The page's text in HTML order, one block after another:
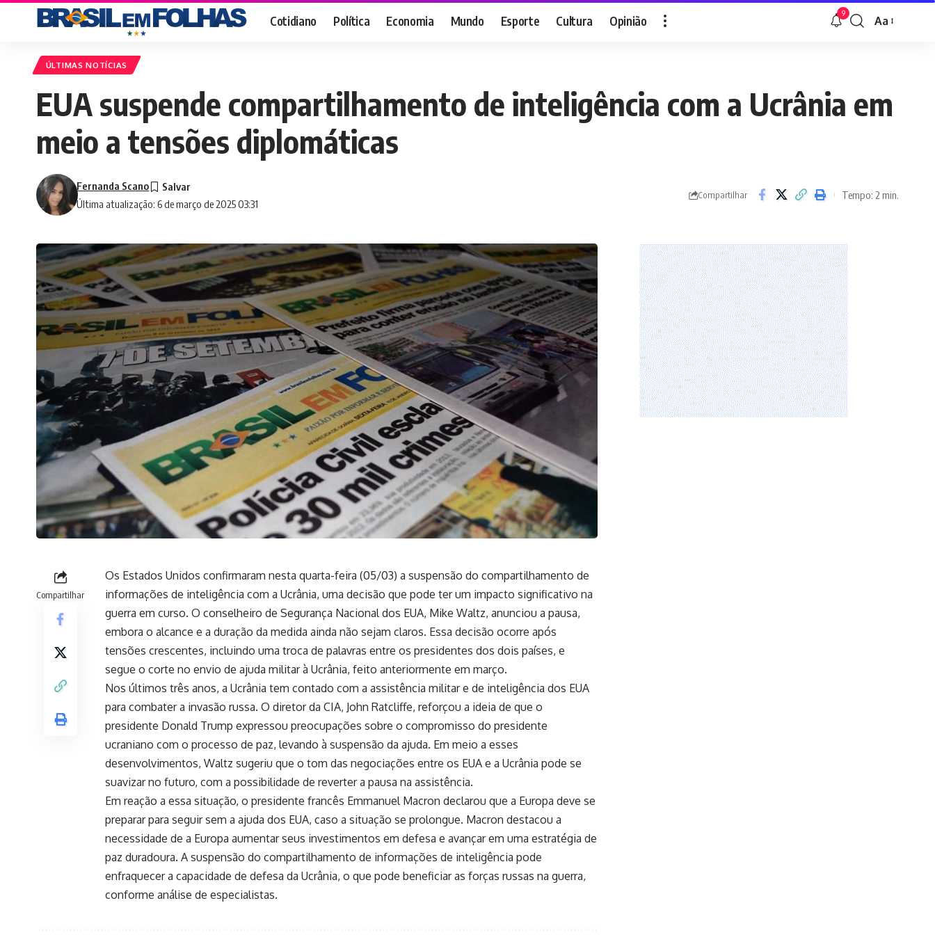
Cotidiano Política Economia Mundo Esporte Cultura Opinião 9
Font
Aa
ÚLTIMAS NOTÍCIAS
EUA suspende compartilhamento de inteligência com a Ucrânia em
meio a tensões diplomáticas
Última atualização: 6 de março de 2025 03:31
Fernanda Scano
Compartilhar Tempo: 2 min.
Compartilhar
Os Estados Unidos confirmaram nesta quarta-feira (05/03) a suspensão do compartilhamento de
informações de inteligência com a Ucrânia, uma decisão que pode ter um impacto significativo na
guerra em curso. O conselheiro de Segurança Nacional dos EUA, Mike Waltz, anunciou a pausa,
embora o alcance e a duração da medida ainda não sejam claros. Essa decisão ocorre após
tensões crescentes, incluindo uma troca de palavras entre os presidentes dos dois países, e
segue o corte no envio de ajuda militar à Ucrânia, feito anteriormente em março.
Nos últimos três anos, a Ucrânia tem contado com a assistência militar e de inteligência dos EUA
para combater a invasão russa. O diretor da CIA, John Ratcliffe, reforçou a ideia de que o
presidente Donald Trump expressou preocupações sobre o compromisso do presidente
ucraniano com o processo de paz, levando à suspensão da ajuda. Em meio a esses
desenvolvimentos, Waltz sugeriu que o tom das negociações entre os EUA e a Ucrânia pode se
suavizar no futuro, com a possibilidade de reverter a pausa na assistência.
Em reação a essa situação, o presidente francês Emmanuel Macron declarou que a Europa deve se
preparar para seguir sem a ajuda dos EUA, caso a situação se prolongue. Macron destacou a
necessidade de a Europa aumentar seus investimentos em defesa e avançar em uma estratégia de
paz duradoura. A suspensão do compartilhamento de informações de inteligência pode
enfraquecer a capacidade de defesa da Ucrânia, o que pode beneficiar as forças russas na guerra,
conforme análise de especialistas.